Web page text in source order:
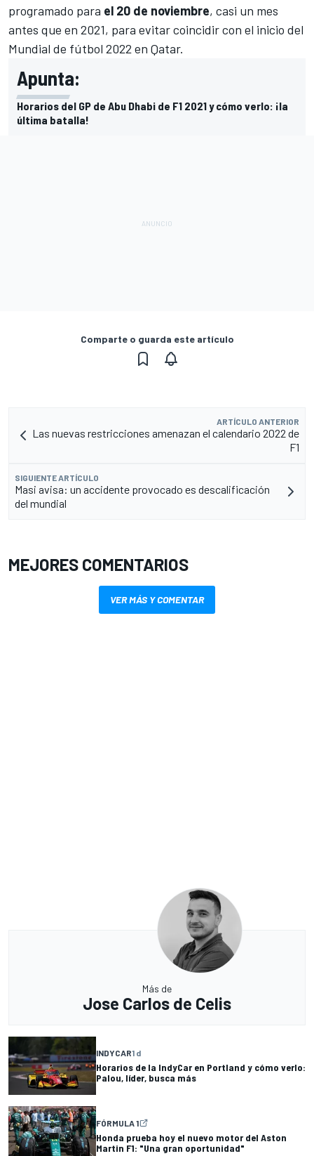
programado para el 20 de noviembre, casi un mes
antes que en 2021, para evitar coincidir con el inicio del
Mundial de fútbol 2022 en Qatar.
Apunta:
Horarios del GP de Abu Dhabi de F1 2021 y cómo verlo: ¡la
última batalla!
Comparte o guarda este artículo
ARTÍCULO ANTERIOR
Las nuevas restricciones amenazan el calendario 2022 de
F1
SIGUIENTE ARTÍCULO
Masi avisa: un accidente provocado es descalificación
del mundial
MEJORES COMENTARIOS
VER MÁS Y COMENTAR
Más de
Jose Carlos de Celis
INDYCAR1 d
Horarios de la IndyCar en Portland y cómo verlo:
Palou, líder, busca más
FÓRMULA 1
Honda prueba hoy el nuevo motor del Aston
Martin F1: "Una gran oportunidad"